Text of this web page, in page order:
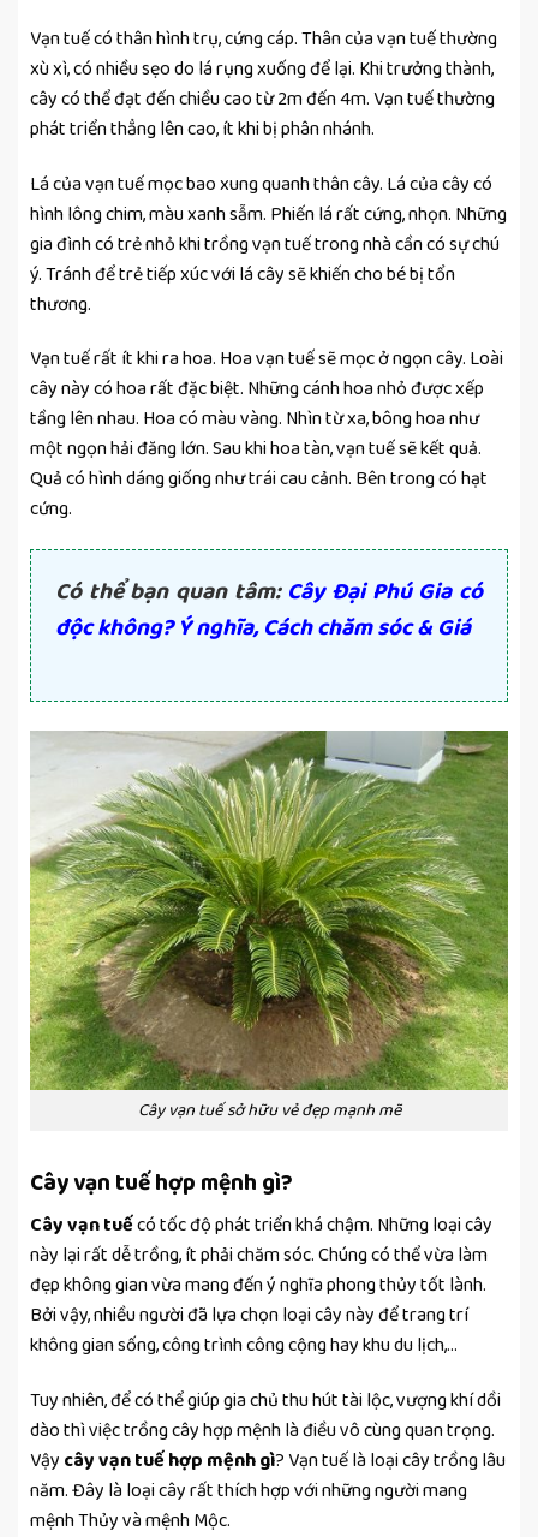
Vạn tuế có thân hình trụ, cứng cáp. Thân của vạn tuế thường
xù xì, có nhiều sẹo do lá rụng xuống để lại. Khi trưởng thành,
cây có thể đạt đến chiều cao từ 2m đến 4m. Vạn tuế thường
phát triển thẳng lên cao, ít khi bị phân nhánh.
Lá của vạn tuế mọc bao xung quanh thân cây. Lá của cây có
hình lông chim, màu xanh sẫm. Phiến lá rất cứng, nhọn. Những
gia đình có trẻ nhỏ khi trồng vạn tuế trong nhà cần có sự chú
ý. Tránh để trẻ tiếp xúc với lá cây sẽ khiến cho bé bị tổn
thương.
Vạn tuế rất ít khi ra hoa. Hoa vạn tuế sẽ mọc ở ngọn cây. Loài
cây này có hoa rất đặc biệt. Những cánh hoa nhỏ được xếp
tầng lên nhau. Hoa có màu vàng. Nhìn từ xa, bông hoa như
một ngọn hải đăng lớn. Sau khi hoa tàn, vạn tuế sẽ kết quả.
Quả có hình dáng giống như trái cau cảnh. Bên trong có hạt
cứng.
Có thể bạn quan tâm:Cây Đại Phú Gia có
độc không? Ý nghĩa, Cách chăm sóc & Giá
Cây vạn tuế sở hữu vẻ đẹp mạnh mẽ
Cây vạn tuế hợp mệnh gì?
Cây vạn tuếcó tốc độ phát triển khá chậm. Những loại cây
này lại rất dễ trồng, ít phải chăm sóc. Chúng có thể vừa làm
đẹp không gian vừa mang đến ý nghĩa phong thủy tốt lành.
Bởi vậy, nhiều người đã lựa chọn loại cây này để trang trí
không gian sống, công trình công cộng hay khu du lịch,…
Tuy nhiên, để có thể giúp gia chủ thu hút tài lộc, vượng khí dồi
dào thì việc trồng cây hợp mệnh là điều vô cùng quan trọng.
Vậy cây vạn tuế hợp mệnh gì? Vạn tuế là loại cây trồng lâu
năm. Đây là loại cây rất thích hợp với những người mang
mệnh Thủy và mệnh Mộc.